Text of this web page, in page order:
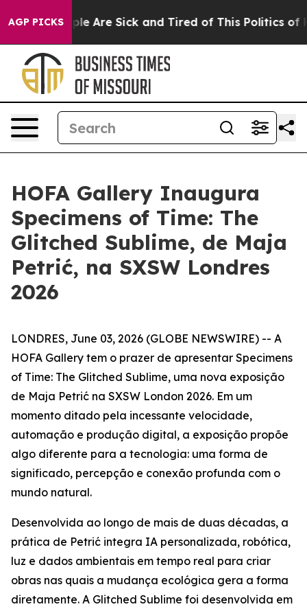
AGP PICKS
“People Are Sick and Tired of This Politics of
HOFA Gallery Inaugura
Specimens of Time: The
Glitched Sublime, de Maja
Petrić, na SXSW Londres
2026
LONDRES, June 03, 2026 (GLOBE NEWSWIRE) -- A
HOFA Gallery tem o prazer de apresentar Specimens
of Time: The Glitched Sublime, uma nova exposição
de Maja Petrić na SXSW London 2026. Em um
momento ditado pela incessante velocidade,
automação e produção digital, a exposição propõe
algo diferente para a tecnologia: uma forma de
significado, percepção e conexão profunda com o
mundo natural.
Desenvolvida ao longo de mais de duas décadas, a
prática de Petrić integra IA personalizada, robótica,
luz e dados ambientais em tempo real para criar
obras nas quais a mudança ecológica gera a forma
diretamente. A Glitched Sublime foi desenvolvida em